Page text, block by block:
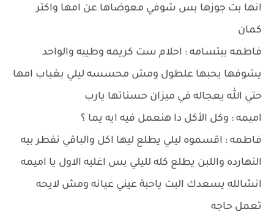
انها بت جوزها بس شوفي معوضاها عن امها واكتر
كمان
فاطمه ببتسامه : احلام ست كريمه وطيبه والواحد
يشوفها يحبها علطول ومش محسسه ليلي بغياب امها
حتي الله يعجاله في ميزان حسناتها يارب
اميمه : وكل الأكل دا هنعمل فيه ايه يما ؟
فاطمه : اقسموه ليلي يطلع ليها اكل والباقي نفطر بيه
النهارده واللبن يطلع كله لليلي بس اغليه الاول يا اميمه
انشالله يسعدك البت ياحبة عيني عيانه ومش لايحه
تعمل حاجه